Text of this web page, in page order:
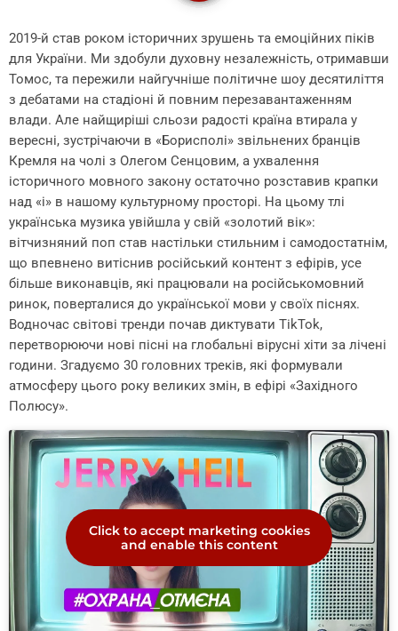
2019-й став роком історичних зрушень та емоційних піків
для України. Ми здобули духовну незалежність, отримавши
Томос, та пережили найгучніше політичне шоу десятиліття
з дебатами на стадіоні й повним перезавантаженням
влади. Але найщиріші сльози радості країна втирала у
вересні, зустрічаючи в «Борисполі» звільнених бранців
Кремля на чолі з Олегом Сенцовим, а ухвалення
історичного мовного закону остаточно розставив крапки
над «і» в нашому культурному просторі. На цьому тлі
українська музика увійшла у свій «золотий вік»:
вітчизняний поп став настільки стильним і самодостатнім,
що впевнено витіснив російський контент з ефірів, усе
більше виконавців, які працювали на російськомовний
ринок, поверталися до української мови у своїх піснях.
Водночас світові тренди почав диктувати TikTok,
перетворюючи нові пісні на глобальні вірусні хіти за лічені
години. Згадуємо 30 головних треків, які формували
атмосферу цього року великих змін, в ефірі «Західного
Полюсу».
Click to accept marketing cookies
and enable this content